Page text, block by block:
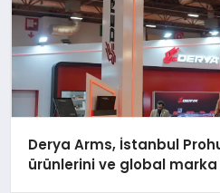
Derya Arms, İstanbul
ürünlerini ve global